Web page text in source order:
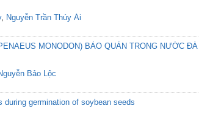
, Nguyễn Trần Thúy Ái
MONODON) BẢO QUẢN TRONG NƯỚC
Bảo Lộc
germination of soybean seeds